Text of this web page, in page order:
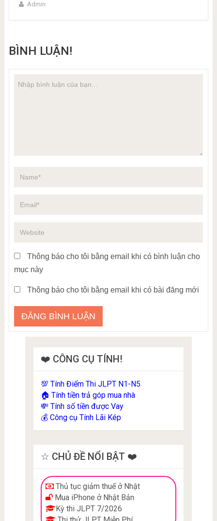
Admin
BÌNH LUẬN!
Thông báo cho tôi bằng email khi có bình luận cho
mục này
Thông báo cho tôi bằng email khi có bài đăng mới
❤️ CÔNG CỤ TÍNH!
💯 Tính Điểm Thi JLPT N1-N5
🏠 Tính tiền trả góp mua nhà
💸 Tính số tiền được Vay
💰 Công cụ Tính Lãi Kép
☆ CHỦ ĐỀ NỔI BẬT ❤️
Thủ tục giảm thuế ở Nhật
Mua iPhone ở Nhật Bản
Kỳ thi JLPT 7/2026